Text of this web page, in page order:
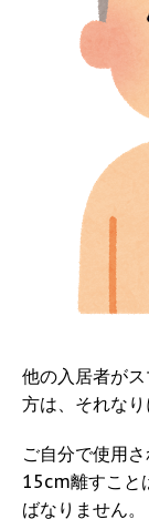
他の入居者が
方は、それなり
ご自分で使用
15cm離すこと
ばなりません。